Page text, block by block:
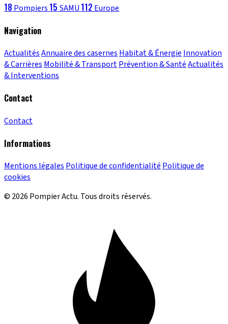
18 Pompiers 15 SAMU 112 Europe
Navigation
ActualitésAnnuaire des casernes Habitat & Énergie Innovation
& Carrières Mobilité & TransportPrévention & SantéActualités
& Interventions
Contact
Contact
Informations
Mentions légales Politique de confidentialité Politique de
cookies
© 2026 Pompier Actu. Tous droits réservés.